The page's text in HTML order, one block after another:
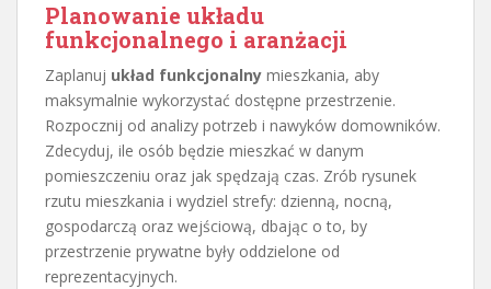
Planowanie układu
funkcjonalnego i aranżacji
Zaplanuj układ funkcjonalny mieszkania, aby
maksymalnie wykorzystać dostępne przestrzenie.
Rozpocznij od analizy potrzeb i nawyków domowników.
Zdecyduj, ile osób będzie mieszkać w danym
pomieszczeniu oraz jak spędzają czas. Zrób rysunek
rzutu mieszkania i wydziel strefy: dzienną, nocną,
gospodarczą oraz wejściową, dbając o to, by
przestrzenie prywatne były oddzielone od
reprezentacyjnych.